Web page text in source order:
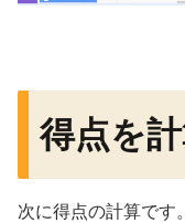
得点を
次に得点の計算です